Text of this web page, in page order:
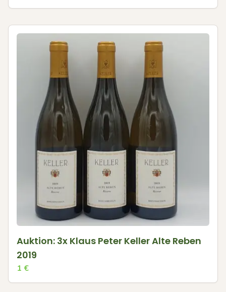
Auktion: 3x Klaus Peter Keller Alte Reben
2019
1 €